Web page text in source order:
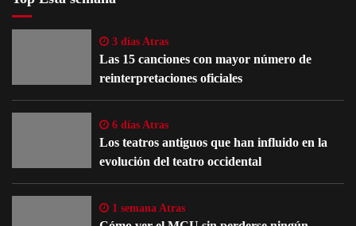
3 días Atras
Las 15 canciones con mayor número de
reinterpretaciones oficiales
6 días Atras
Los teatros antiguos que han influido en la
evolución del teatro occidental
1 semana Atras